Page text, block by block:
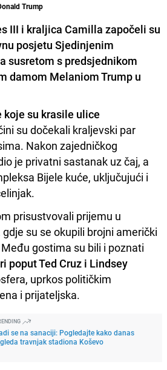
Trump
III i kraljica Camilla započeli su
posjetu Sjedinjenim
susretom s predsjednikom
damom Melaniom Trump u
koje su krasile ulice
su dočekali kraljevski par
Nakon zajedničkog
je privatni sastanak uz čaj, a
Bijele kuće, uključujući i
prisustvovali prijemu u
su se okupili brojni američki
gostima su bili i poznati
poput Ted Cruz i Lindsey
uprkos političkim
i prijateljska.
se na sanaciji: Pogledajte kako danas
travnjak stadiona Koševo